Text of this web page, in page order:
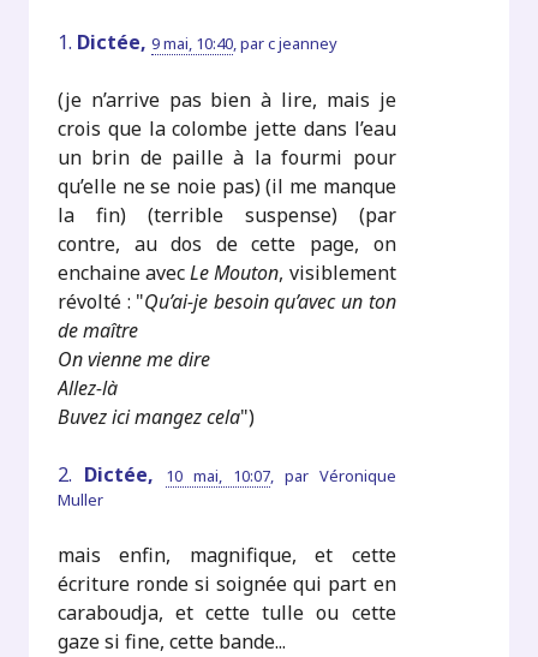
1. Dictée,9 mai, 10:40,parc jeanney
(je n’arrive pas bien à lire, mais je
crois que la colombe jette dans l’eau
un brin de paille à la fourmi pour
qu’elle ne se noie pas) (il me manque
la fin) (terrible suspense) (par
contre, au dos de cette page, on
enchaine avecLe Mouton, visiblement
révolté : "Qu’ai-je besoin qu’avec un ton
de maître
On vienne me dire
Allez-là
Buvez ici mangez cela")
2. Dictée, 10 mai, 10:07, par Véronique
Muller
mais enfin, magnifique, et cette
écriture ronde si soignée qui part en
caraboudja, et cette tulle ou cette
gaze si fine, cette bande...